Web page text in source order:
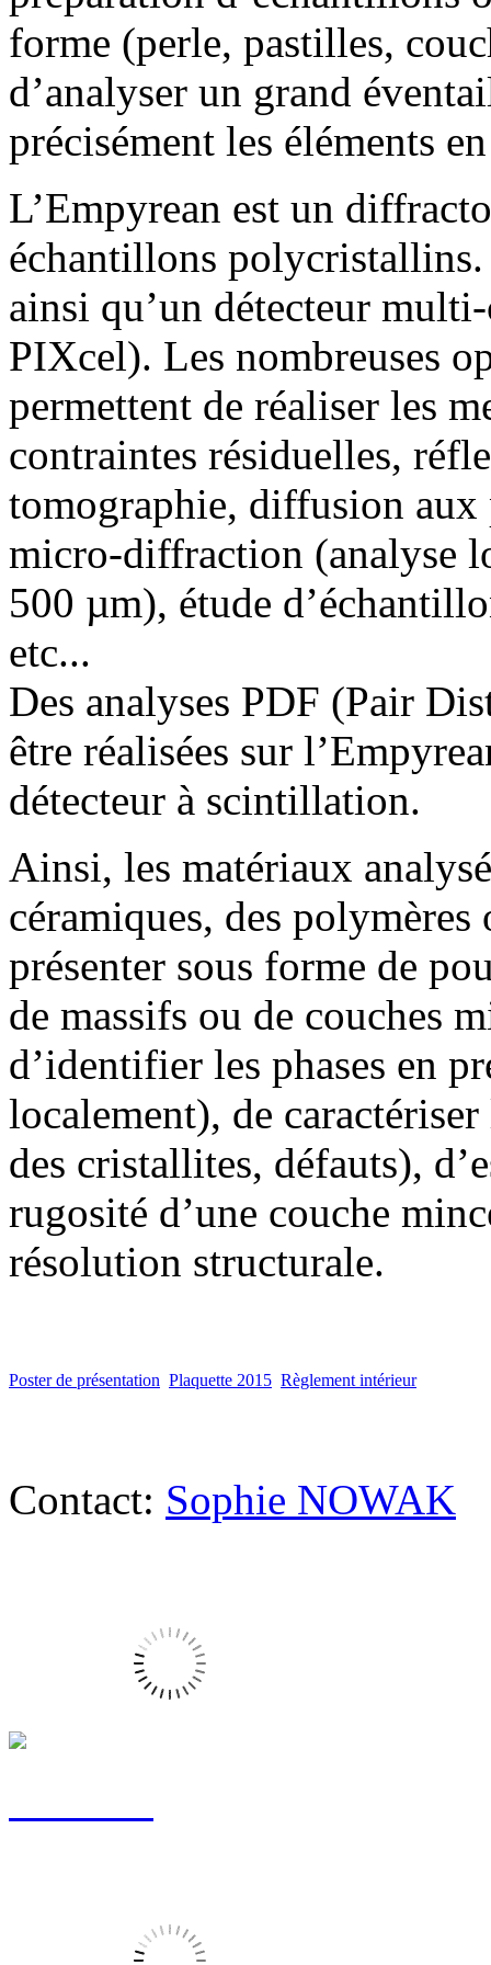
forme (perle, pastilles,
d’analyser un grand
précisément les éléments
L’Empyrean est un
échantillons
ainsi qu’un détecteur
PIXcel). Les nombreuses
permettent de réaliser les
contraintes résiduelles,
tomographie, diffusion
micro-diffraction (analyse
500 µm), étude
etc...
Des analyses PDF (Pair
être réalisées sur
détecteur à scintillation.
Ainsi, les matériaux
céramiques, des polymères
présenter sous forme de
de massifs ou de couches
d’identifier les phases en
localement), de
des cristallites, défauts),
rugosité d’une couche
résolution structurale.
Poster de présentation Plaquette 2015 Règlement intérieur
Contact: Sophie NOWAK